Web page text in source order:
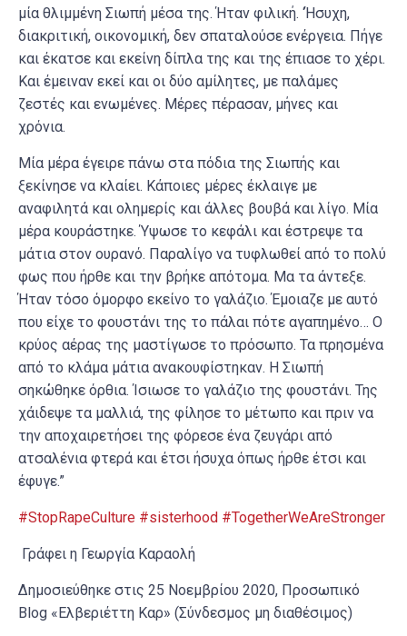
μία θλιμμένη Σιωπή μέσα της. Ήταν φιλική. ‘Ήσυχη,
διακριτική, οικονομική, δεν σπαταλούσε ενέργεια. Πήγε
και έκατσε και εκείνη δίπλα της και της έπιασε το χέρι.
Και έμειναν εκεί και οι δύο αμίλητες, με παλάμες
ζεστές και ενωμένες. Μέρες πέρασαν, μήνες και
χρόνια.
Μία μέρα έγειρε πάνω στα πόδια της Σιωπής και
ξεκίνησε να κλαίει. Κάποιες μέρες έκλαιγε με
αναφιλητά και ολημερίς και άλλες βουβά και λίγο. Μία
μέρα κουράστηκε. Ύψωσε το κεφάλι και έστρεψε τα
μάτια στον ουρανό. Παραλίγο να τυφλωθεί από το πολύ
φως που ήρθε και την βρήκε απότομα. Μα τα άντεξε.
Ήταν τόσο όμορφο εκείνο το γαλάζιο. Έμοιαζε με αυτό
που είχε το φουστάνι της το πάλαι πότε αγαπημένο… Ο
κρύος αέρας της μαστίγωσε το πρόσωπο. Τα πρησμένα
από το κλάμα μάτια ανακουφίστηκαν. Η Σιωπή
σηκώθηκε όρθια. Ίσιωσε το γαλάζιο της φουστάνι. Της
χάιδεψε τα μαλλιά, της φίλησε το μέτωπο και πριν να
την αποχαιρετήσει της φόρεσε ένα ζευγάρι από
ατσαλένια φτερά και έτσι ήσυχα όπως ήρθε έτσι και
έφυγε.”
#StopRapeCulture #sisterhood #TogetherWeAreStronger
Γράφει η Γεωργία Καραολή
Δημοσιεύθηκε στις 25 Νοεμβρίου 2020, Προσωπικό
Blog «Ελβεριέττη Καρ» (Σύνδεσμος μη διαθέσιμος)